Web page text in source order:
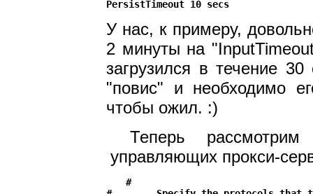
У нас, к примеру,
2 минуты на
загрузился в течение 30
"повис" и необходимо
чтобы ожил. :)
Теперь рассмотрим
управляющих прокси-
#